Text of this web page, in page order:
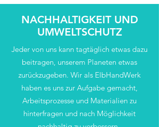
NACHHALTIGKEIT UND
UMWELTSCHUTZ
Jeder von uns kann tagtäglich etwas dazu
beitragen, unserem Planeten etwas
zurückzugeben. Wir als ElbHandWerk
haben es uns zur Aufgabe gemacht,
Arbeitsprozesse und Materialien zu
hinterfragen und nach Möglichkeit